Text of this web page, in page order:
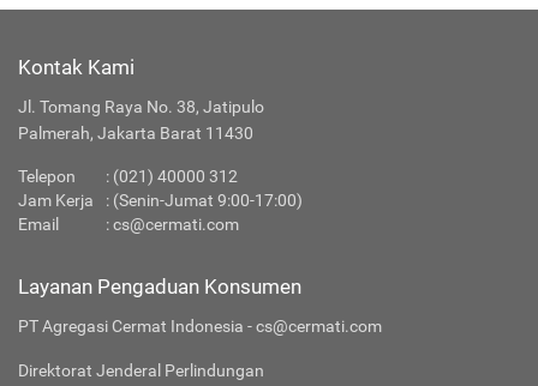
Kontak Kami
Jl. Tomang Raya No. 38, Jatipulo
Palmerah, Jakarta Barat 11430
Telepon : (021) 40000 312
Jam Kerja
: (Senin-Jumat 9:00-17:00)
Email
:cs@cermati.com
Layanan Pengaduan Konsumen
PT Agregasi Cermat Indonesia - cs@cermati.com
Direktorat Jenderal Perlindungan